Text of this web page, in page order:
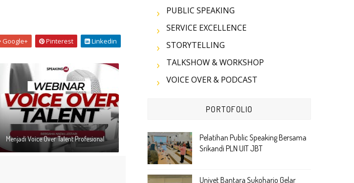
Google+ Pinterest Linkedin
Menjadi Voice Over Talent Profesional
PUBLIC SPEAKING
SERVICE EXCELLENCE
STORYTELLING
TALKSHOW & WORKSHOP
VOICE OVER & PODCAST
PORTOFOLIO
Pelatihan Public Speaking Bersama
Srikandi PLN UIT JBT
Univet Bantara Sukoharjo Gelar